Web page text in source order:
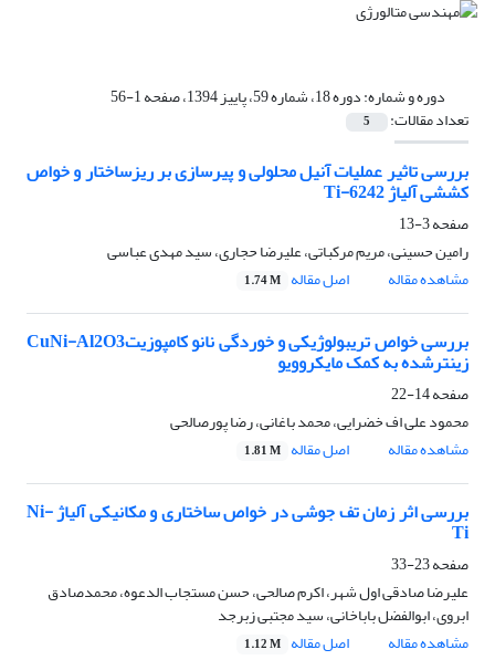
دوره و شماره:دوره 18، شماره 59، پاییز 1394، صفحه 1-56
تعداد مقالات: 5
بررسی تاثیر عملیات آنیل محلولی و پیرسازی بر ریزساختار و خواص
کششی آلیاژ Ti-6242
صفحه3-13
رامین حسینی، مریم مرکباتی، علیرضا حجاری، سید مهدی عباسی
مشاهده مقاله
اصل مقاله 1.74 M
بررسی خواص تریبولوژیکی و خوردگی نانو کامپوزیتCuNi-Al2O3
زینترشده به کمک مایکروویو
صفحه14-22
محمود علی اف خضرایی، محمد باغانی، رضا پورصالحی
مشاهده مقاله
اصل مقاله 1.81 M
بررسی اثر زمان تف جوشی در خواص ساختاری و مکانیکی آلیاژ Ni-
Ti
صفحه23-33
علیرضا صادقی اول شهر، اکرم صالحی، حسن مستجاب الدعوه، محمدصادق
ابروی، ابوالفضل باباخانی، سید مجتبی زبرجد
مشاهده مقاله
اصل مقاله 1.12 M